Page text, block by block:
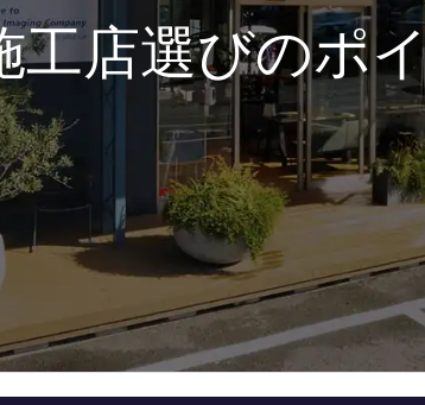
工店選びのポ